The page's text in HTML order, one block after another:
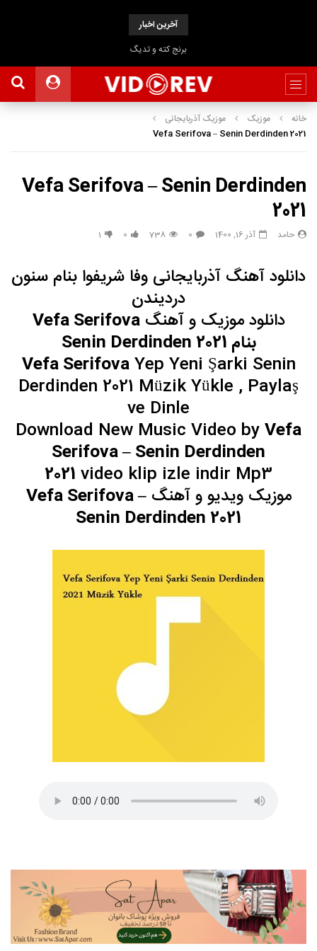
آخرین اخبار
برنج کته و تدیگ
خانه موزیک
موزیک آذربایجانی
Vefa Serifova – Senin Derdinden 2021
Vefa Serifova – Senin Derdinden
2021
حامد آذر 16, 1400 0
738
0
1
دانلود آهنگ آذربایجانی وفا شریفوا بنام سنون
دردیندن
دانلود موزیک و آهنگVefa Serifova
بنام Senin Derdinden 2021
Vefa SerifovaYep Yeni Şarki Senin
Derdinden 2021 Müzik Yükle , Paylaş
ve Dinle
Download New Music Video byVefa
Serifova– Senin Derdinden
2021 video klip izle indir Mp3
موزیک ویدیو و آهنگVefa Serifova –
Senin Derdinden 2021